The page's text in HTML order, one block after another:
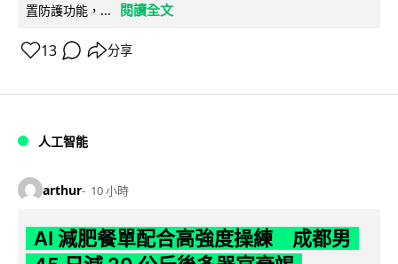
置防護功能，...
閱讀全文
13 分享
人工智能
arthur 10 小時
AI 減肥餐單配合高強度操練 成都男